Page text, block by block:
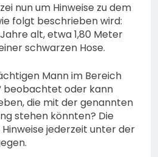
nun um Hinweise zu dem
folgt beschrieben wird:
alt, etwa 1,80 Meter
schwarzen Hose.
Mann im Bereich
beobachtet oder kann
die mit der genannten
stehen könnten? Die
jederzeit unter der